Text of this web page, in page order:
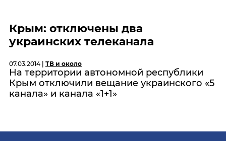
Крым: отключены два
украинских телеканала
07.03.2014 | ТВ и около
На территории автономной республики
Крым отключили вещание украинского «5
канала» и канала «1+1»